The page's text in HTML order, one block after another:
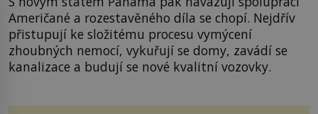
Američané a rozestavěného díla se chopí. Nejdřív
přistupují ke složitému procesu vymýcení
zhoubných nemocí, vykuřují se domy, zavádí se
kanalizace a budují se nové kvalitní vozovky.